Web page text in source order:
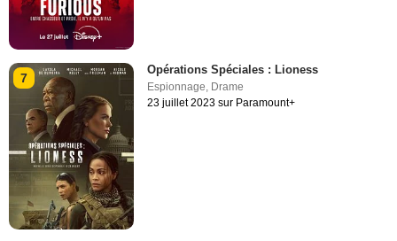
7
Opérations Spéciales : Lioness
Espionnage Drame
23 juillet 2023 sur Paramount+